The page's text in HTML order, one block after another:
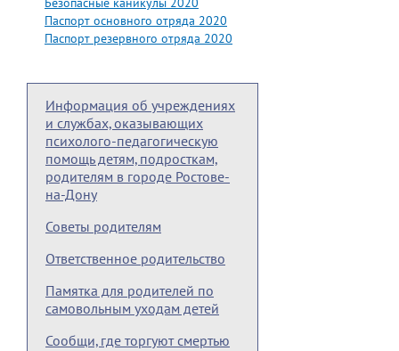
Безопасные каникулы 2020
Паспорт основного отряда 2020
Паспорт резервного отряда 2020
Информация об учреждениях
и службах, оказывающих
психолого-педагогическую
помощь детям, подросткам,
родителям в городе Ростове-
на-Дону
Советы родителям
Ответственное родительство
Памятка для родителей по
самовольным уходам детей
Сообщи, где торгуют смертью